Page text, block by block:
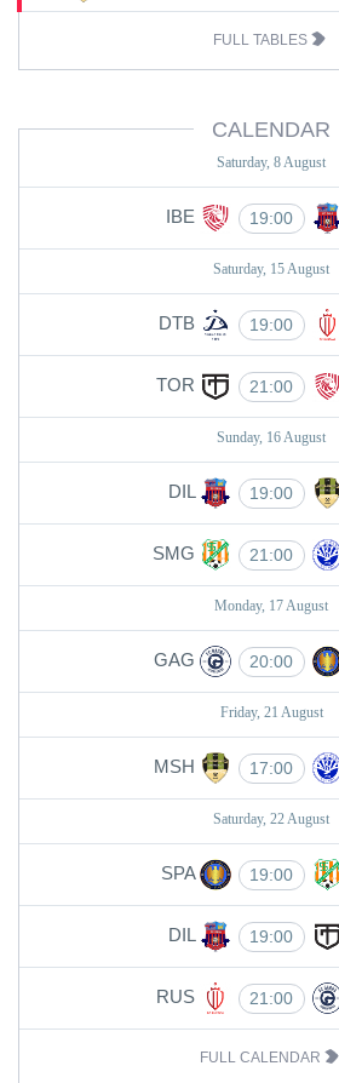
FULL TABLES
CALENDAR
Saturday, 8 August
IBE 19:00
Saturday, 15 August
DTB 19:00
TOR 21:00
Sunday, 16 August
DIL 19:00
SMG 21:00
Monday, 17 August
GAG 20:00
Friday, 21 August
MSH 17:00
Saturday, 22 August
SPA 19:00
DIL 19:00
RUS 21:00
FULL CALENDAR